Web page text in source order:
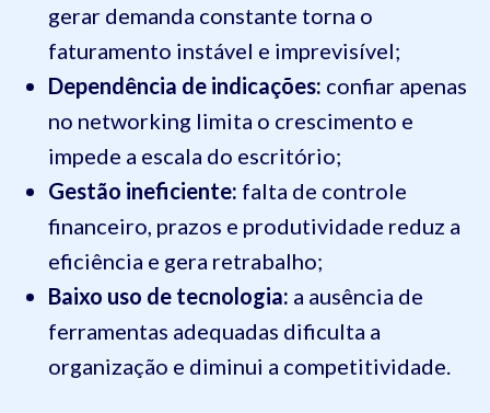
gerar demanda constante torna o
faturamento instável e imprevisível;
Dependência de indicações: confiar apenas
no networking limita o crescimento e
impede a escala do escritório;
Gestão ineficiente: falta de controle
financeiro, prazos e produtividade reduz a
eficiência e gera retrabalho;
Baixo uso de tecnologia: a ausência de
ferramentas adequadas dificulta a
organização e diminui a competitividade.